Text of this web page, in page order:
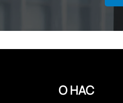
О НАС